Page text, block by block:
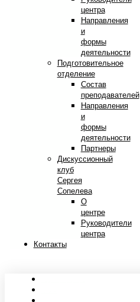
центра
Направления
и
формы
деятельности
Подготовительное
отделение
Состав
преподавателей
Направления
и
формы
деятельности
Партнеры
Дискуссионный
клуб
Сергея
Сопелева
О
центре
Руководители
центра
Контакты